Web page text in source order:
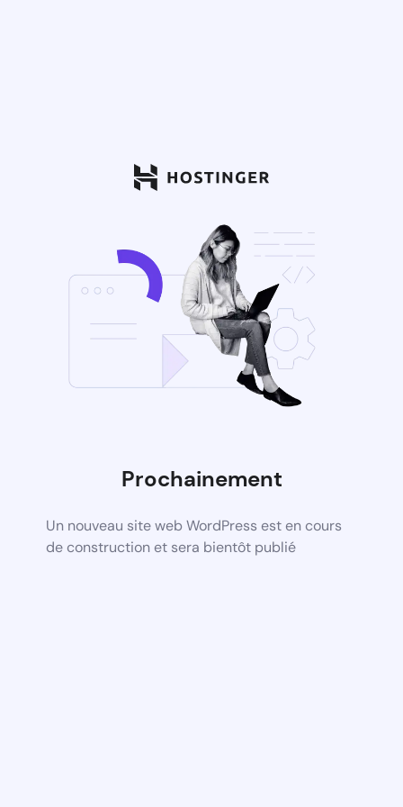
Prochainement
Un nouveau site web WordPress est en cours
de construction et sera bientôt publié